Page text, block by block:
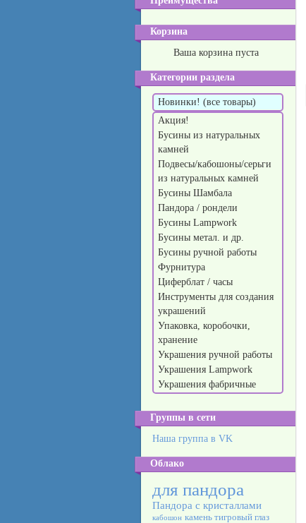
Корзина
Ваша корзина пуста
Категории раздела
Новинки! (все товары)
Акция!
Бусины из натуральных
камней
Подвесы/кабошоны/серьги
из натуральных камней
Бусины Шамбала
Пандора / рондели
Бусины Lampwork
Бусины метал. и др.
Бусины ручной работы
Фурнитура
Циферблат / часы
Инструменты для создания
украшений
Упаковка, коробочки,
хранение
Украшения ручной работы
Украшения Lampwork
Украшения фабричные
Группы в сети
Наша группа в VK
Облако
для пандора
Пандора с кристаллами
кабошон камень тигровый глаз